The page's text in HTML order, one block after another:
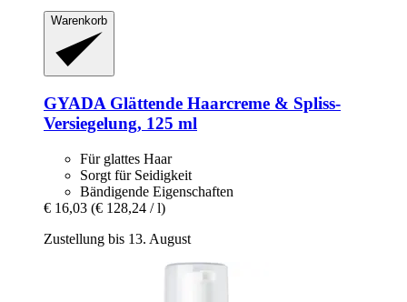
Warenkorb
GYADA Glättende Haarcreme & Spliss-​
Versiegelung, 125 ml
Für glattes Haar
Sorgt für Seidigkeit
Bändigende Eigenschaften
€ 16,03 (€ 128,24 / l)
Zustellung bis 13. August